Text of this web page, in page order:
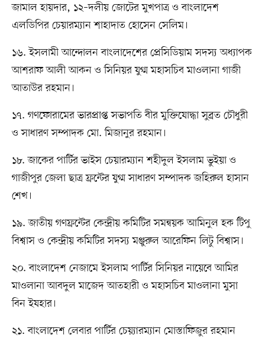
জামাল হায়দার, ১২–দলীয় জোটের মুখপাত্র ও বাংলাদেশ
এলডিপির চেয়ারম্যান শাহাদাত হোসেন সেলিম।
১৬. ইসলামী আন্দোলন বাংলাদেশের প্রেসিডিয়াম সদস্য অধ্যাপক
আশরাফ আলী আকন ও সিনিয়র যুগ্ম মহাসচিব মাওলানা গাজী
আতাউর রহমান।
১৭. গণফোরামের ভারপ্রাপ্ত সভাপতি বীর মুক্তিযোদ্ধা সুব্রত চৌধুরী
ও সাধারণ সম্পাদক মো. মিজানুর রহমান।
১৮. জাকের পার্টির ভাইস চেয়ারম্যান শহীদুল ইসলাম ভুইয়া ও
গাজীপুর জেলা ছাত্র ফ্রন্টের যুগ্ম সাধারণ সম্পাদক জহিরুল হাসান
শেখ।
১৯. জাতীয় গণফ্রন্টের কেন্দ্রীয় কমিটির সমন্বয়ক আমিনুল হক টিপু
বিশ্বাস ও কেন্দ্রীয় কমিটির সদস্য মঞ্জুরুল আরেফিন লিটু বিশ্বাস।
২০. বাংলাদেশ নেজামে ইসলাম পার্টির সিনিয়র নায়েবে আমির
মাওলানা আবদুল মাজেদ আতহারী ও মহাসচিব মাওলানা মুসা
বিন ইযহার।
২১. বাংলাদেশ লেবার পার্টির চেয়্যারম্যান মোস্তাফিজুর রহমান